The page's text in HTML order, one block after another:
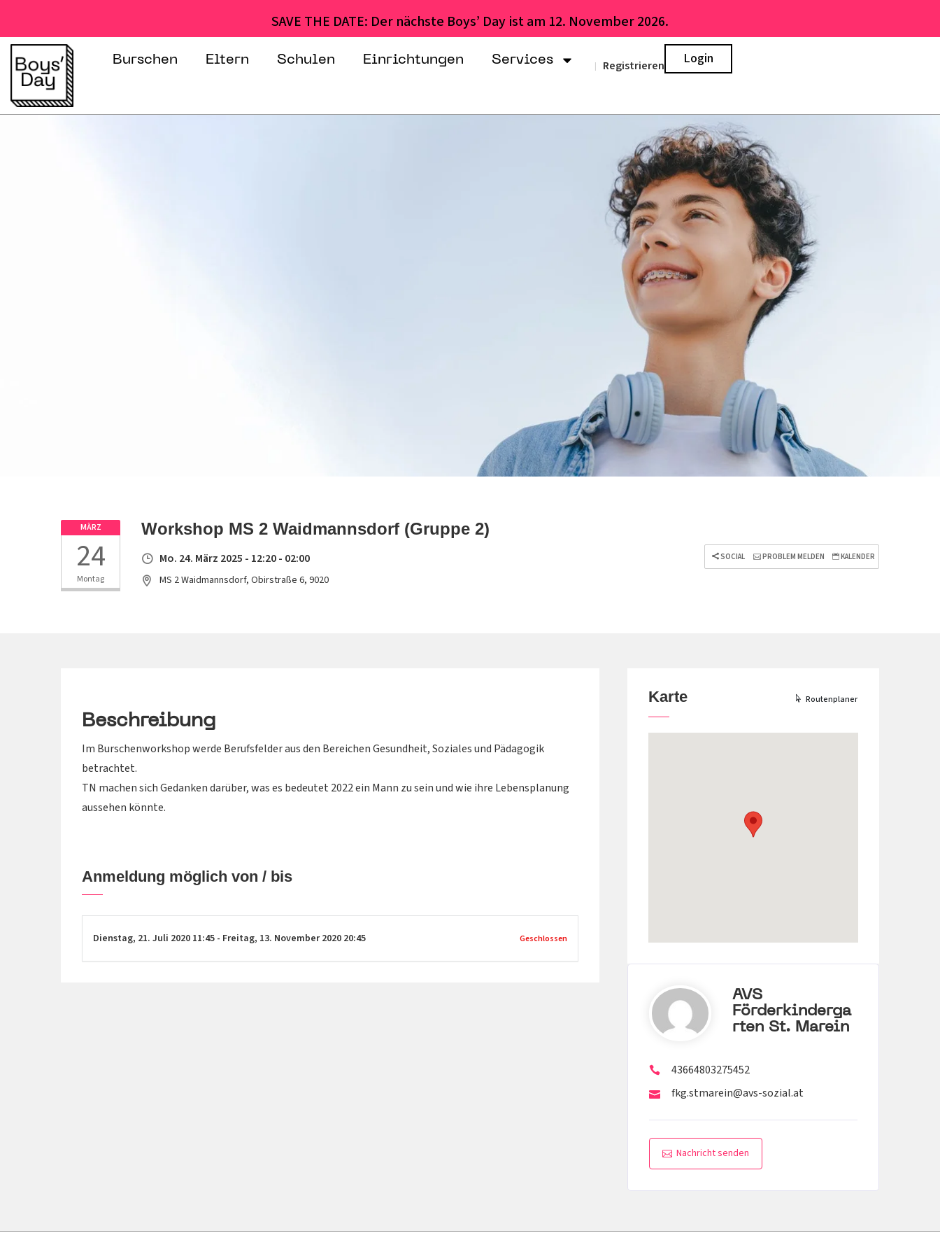
SAVE THE DATE: Der nächste Boys’ Day ist am 12. November 2026.
Burschen Eltern Schulen Einrichtungen Services | Registrieren Login
MÄRZ
24
Montag
Workshop MS 2 Waidmannsdorf (Gruppe 2)
Mo. 24. März 2025 - 12:20 - 02:00
MS 2 Waidmannsdorf, Obirstraße 6, 9020
SOCIAL PROBLEM MELDEN KALENDER
Beschreibung
Im Burschenworkshop werde Berufsfelder aus den Bereichen Gesundheit, Soziales und Pädagogik
betrachtet.
TN machen sich Gedanken darüber, was es bedeutet 2022 ein Mann zu sein und wie ihre Lebensplanung
aussehen könnte.
Anmeldung möglich von / bis
Dienstag, 21. Juli 2020 11:45 - Freitag, 13. November 2020 20:45 Geschlossen
Karte Routenplaner
AVS
Förderkinderga
Rten St. Marein
43664803275452
fkg.stmarein@avs-sozial.at
Nachricht senden